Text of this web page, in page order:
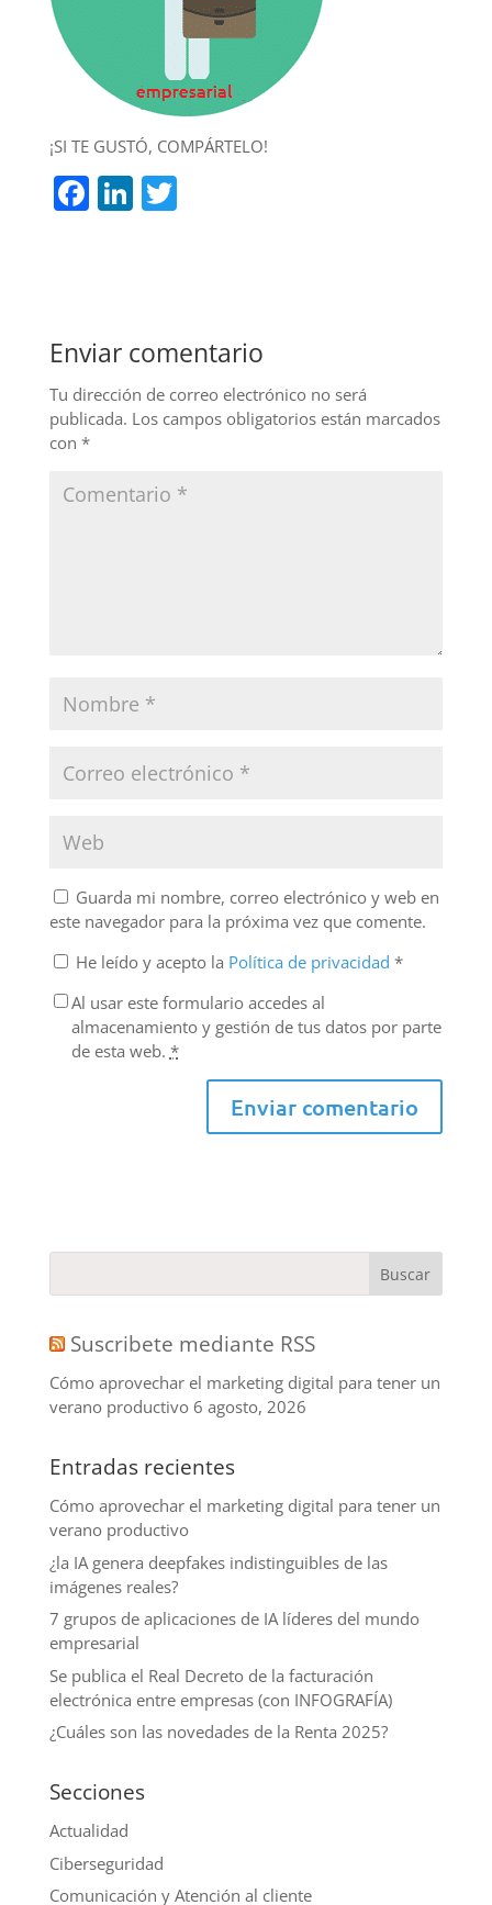
¡SI TE GUSTÓ, COMPÁRTELO!
F
b
o
o
k
Li
n
T
Enviar comentario
Tu dirección de correo electrónico no será
publicada. Los campos obligatorios están marcados
con *
Guarda mi nombre, correo electrónico y web en
este navegador para la próxima vez que comente.
He leído y acepto la Política de privacidad *
Al usar este formulario accedes al
almacenamiento y gestión de tus datos por parte
de esta web. *
Suscribete mediante RSS
Cómo aprovechar el marketing digital para tener un
verano productivo 6 agosto, 2026
Entradas recientes
Cómo aprovechar el marketing digital para tener un
verano productivo
¿la IA genera deepfakes indistinguibles de las
imágenes reales?
7 grupos de aplicaciones de IA líderes del mundo
empresarial
Se publica el Real Decreto de la facturación
electrónica entre empresas (con INFOGRAFÍA)
¿Cuáles son las novedades de la Renta 2025?
Secciones
Actualidad
Ciberseguridad
Comunicación y Atención al cliente